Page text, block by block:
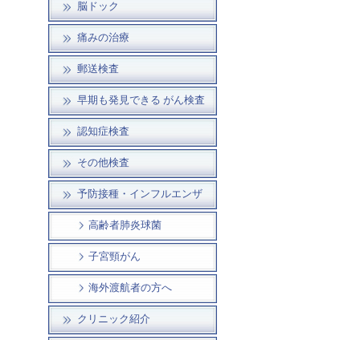
脳ドック
痛みの治療
郵送検査
早期も発見できる がん検査
認知症検査
その他検査
予防接種・インフルエンザ
高齢者肺炎球菌
子宮頸がん
海外渡航者の方へ
クリニック紹介